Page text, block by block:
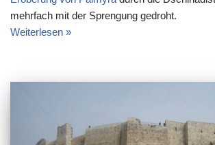
mehrfach mit der Sprengung gedroht.
Weiterlesen »